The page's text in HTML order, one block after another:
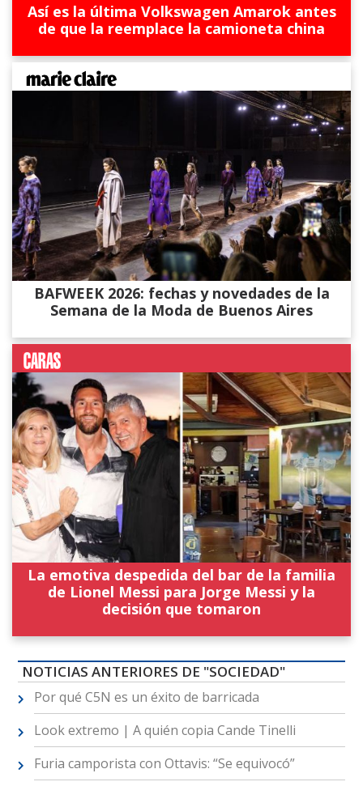
Así es la última Volkswagen Amarok antes
de que la reemplace la camioneta china
BAFWEEK 2026: fechas y novedades de la
Semana de la Moda de Buenos Aires
La emotiva despedida del bar de la familia
de Lionel Messi para Jorge Messi y la
decisión que tomaron
NOTICIAS ANTERIORES DE "SOCIEDAD"
Por qué C5N es un éxito de barricada
Look extremo | A quién copia Cande Tinelli
Furia camporista con Ottavis: “Se equivocó”